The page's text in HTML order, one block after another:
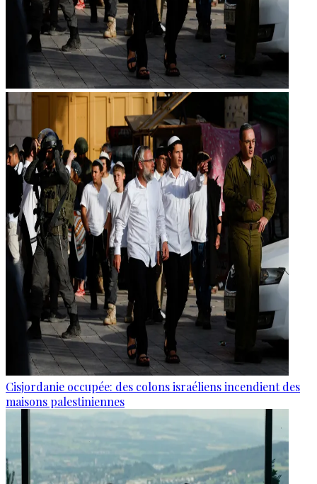
Cisjordanie occupée: des colons israéliens incendient des
maisons palestiniennes